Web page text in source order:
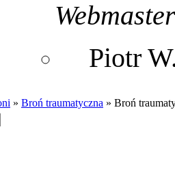
Piotr
» Broń traumatyczna » Broń